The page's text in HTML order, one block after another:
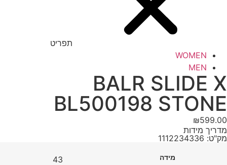
תפריט
WOMEN
MEN
BALR SLIDE X
BL500198 STONE
₪599.00
מדריך מידות
מק"ט: 1112234336
מידה
43